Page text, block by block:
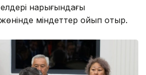
нарығындағы
міндеттер қойып отыр.